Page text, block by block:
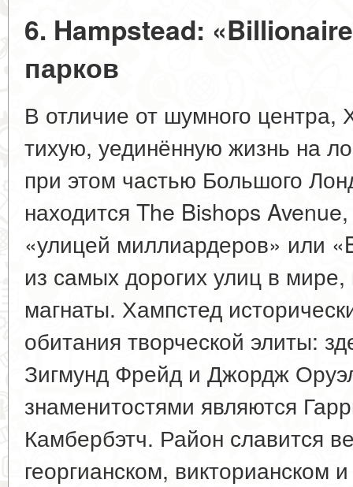
6. Hampstead:
парков
В отличие от шумного центра,
тихую, уединённую жизнь на
при этом частью Большого
находится The Bishops
«улицей миллиардеров» или
из самых дорогих улиц в
магнаты. Хампстед
обитания творческой элиты:
Зигмунд Фрейд и Джордж
знаменитостями являются
Камбербэтч. Район славится
георгианском, викторианском